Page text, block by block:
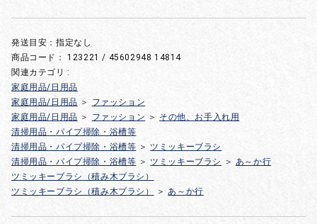
発送目安：指定なし
商品コード：123221 / 45602948 14814
関連カテゴリ :
家庭用品/日用品
家庭用品/日用品 ＞
ファッション
家庭用品/日用品 ＞ ファッション ＞ その他、お手入れ用
清掃用品・パイプ掃除・浴槽等
清掃用品・パイプ掃除・浴槽等 ＞ ツミッキーブラシ
清掃用品・パイプ掃除・浴槽等 ＞ ツミッキーブラシ ＞ あ～か行
ツミッキーブラシ（積み木ブラシ）
ツミッキーブラシ（積み木ブラシ）
＞ あ～か行